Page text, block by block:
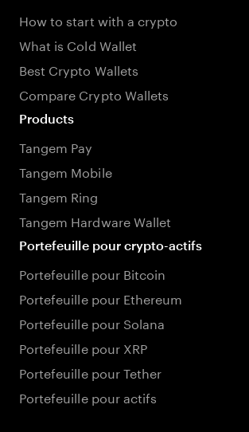
How to start with a crypto
What is Cold Wallet
Best Crypto Wallets
Compare Crypto Wallets
Products
Tangem Pay
Tangem Mobile
Tangem Ring
Tangem Hardware Wallet
Portefeuille pour crypto-actifs
Portefeuille pour Bitcoin
Portefeuille pour Ethereum
Portefeuille pour Solana
Portefeuille pour XRP
Portefeuille pour Tether
Portefeuille pour actifs